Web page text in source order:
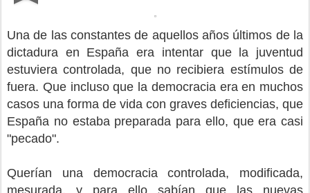
Una de las constantes de aquellos años últimos de la
dictadura en España era intentar que la juventud
estuviera controlada, que no recibiera estímulos de
fuera. Que incluso que la democracia era en muchos
casos una forma de vida con graves deficiencias, que
España no estaba preparada para ello, que era casi
"pecado".
Querían una democracia controlada, modificada,
mesurada, y para ello sabían que las nuevas